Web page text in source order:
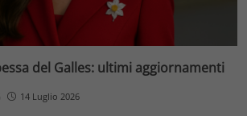
del Galles: ultimi aggiornamenti
14 Luglio 2026